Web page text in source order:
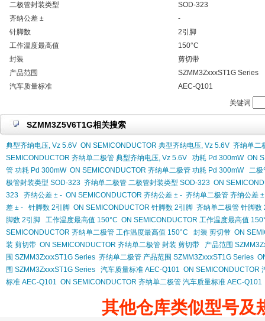
二极管封装类型
SOD-323
齐纳公差 ±
-
针脚数
2引脚
工作温度最高值
150°C
封装
剪切带
产品范围
SZMM3ZxxxST1G Series
汽车质量标准
AEC-Q101
关键词
SZMM3Z5V6T1G相关搜索
典型齐纳电压, Vz 5.6V ON SEMICONDUCTOR 典型齐纳电压, Vz 5.6V 齐纳单二
SEMICONDUCTOR 齐纳单二极管 典型齐纳电压, Vz 5.6V
功耗 Pd 300mW ON
管 功耗 Pd 300mW ON SEMICONDUCTOR 齐纳单二极管 功耗 Pd 300mW
二极
极管封装类型 SOD-323 齐纳单二极管 二极管封装类型 SOD-323 ON
323
齐纳公差 ± - ON SEMICONDUCTOR 齐纳公差 ± - 齐纳单二极管 齐纳公差
差 ± -
针脚数 2引脚 ON SEMICONDUCTOR 针脚数 2引脚 齐纳单二极管 针脚数
脚数 2引脚
工作温度最高值 150°C ON SEMICONDUCTOR 工作温度最高值
SEMICONDUCTOR 齐纳单二极管 工作温度最高值 150°C
封装 剪切带 ON
装 剪切带 ON SEMICONDUCTOR 齐纳单二极管 封装 剪切带
产品范围
围 SZMM3ZxxxST1G Series 齐纳单二极管 产品范围 SZMM3ZxxxST1G Series
围 SZMM3ZxxxST1G Series
汽车质量标准 AEC-Q101 ON SEMICONDUCTOR
标准 AEC-Q101 ON SEMICONDUCTOR 齐纳单二极管 汽车质量标准 AEC-Q101
其他仓库类似型号及